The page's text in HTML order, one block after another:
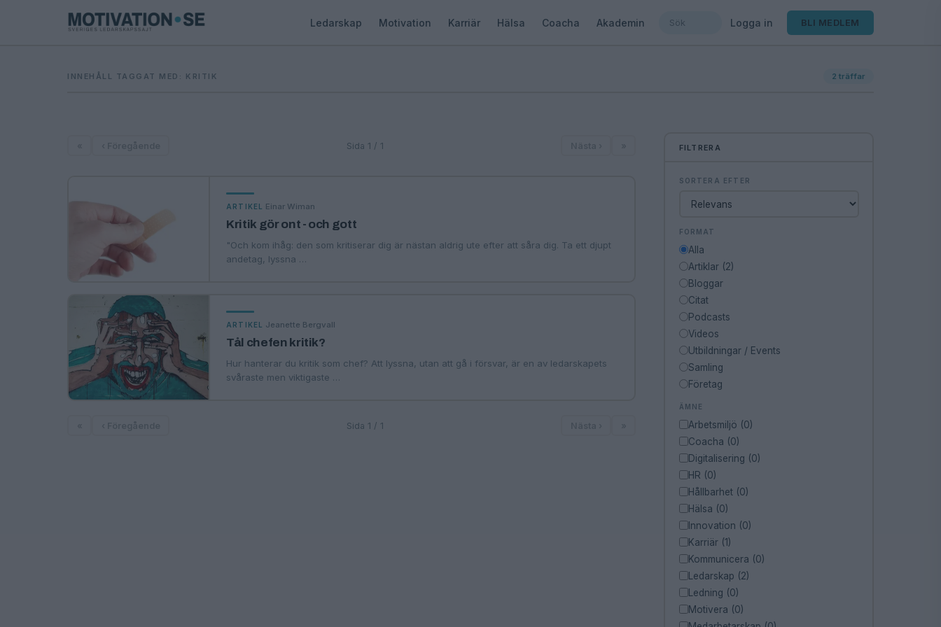
Ledarskap Motivation Karriär Hälsa Coacha Akademin Logga in BLI MEDLEM
INNEHÅLL TAGGAT MED: KRITIK 2 träffar
Sida 1 / 1
ARTIKEL Einar Wiman
Kritik gör ont - och gott
"Och kom ihåg: den som kritiserar dig är nästan aldrig ute efter att såra dig. Ta ett djupt
andetag, lyssna …
ARTIKEL Jeanette Bergvall
Tål chefen kritik?
Hur hanterar du kritik som chef? Att lyssna, utan att gå i försvar, är en av ledarskapets
svåraste men viktigaste …
Sida 1 / 1
FILTRERA
SORTERA EFTER
FORMAT
Alla
Artiklar (2)
Bloggar
Citat
Podcasts
Videos
Utbildningar / Events
Samling
Företag
ÄMNE
Arbetsmiljö (0)
Coacha (0)
Digitalisering (0)
HR (0)
Hållbarhet (0)
Hälsa (0)
Innovation (0)
Karriär (1)
Kommunicera (0)
Ledarskap (2)
Ledning (0)
Motivera (0)